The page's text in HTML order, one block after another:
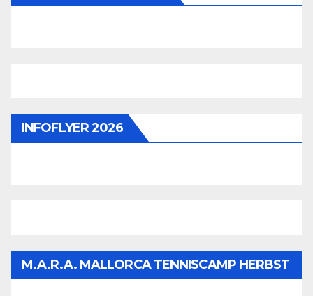
INFOFLYER 2026
M.A.R.A. MALLORCA TENNISCAMP HERBST